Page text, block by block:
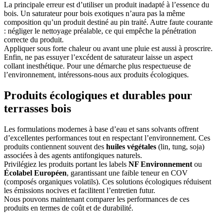
La principale erreur est d’utiliser un produit inadapté à l’essence du
bois. Un saturateur pour bois exotiques n’aura pas la même
composition qu’un produit destiné au pin traité. Autre faute courante
: négliger le nettoyage préalable, ce qui empêche la pénétration
correcte du produit.
Appliquer sous forte chaleur ou avant une pluie est aussi à proscrire.
Enfin, ne pas essuyer l’excédent de saturateur laisse un aspect
collant inesthétique. Pour une démarche plus respectueuse de
l’environnement, intéressons-nous aux produits écologiques.
Produits écologiques et durables pour
terrasses bois
Les formulations modernes à base d’eau et sans solvants offrent
d’excellentes performances tout en respectant l’environnement. Ces
produits contiennent souvent des huiles végétales (lin, tung, soja)
associées à des agents antifongiques naturels.
Privilégiez les produits portant les labels NF Environnement ou
Écolabel Européen, garantissant une faible teneur en COV
(composés organiques volatils). Ces solutions écologiques réduisent
les émissions nocives et facilitent l’entretien futur.
Nous pouvons maintenant comparer les performances de ces
produits en termes de coût et de durabilité.